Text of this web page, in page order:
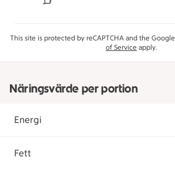
This site is protected by reCAPTCHA and the Google
of Service apply.
Näringsvärde per portion
Energi
Fett